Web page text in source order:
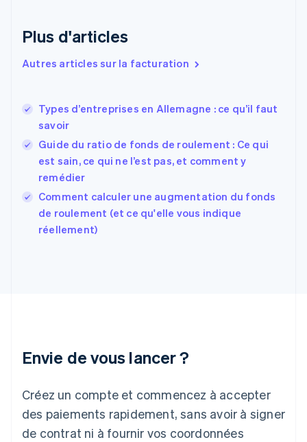
Plus d'articles
Autres articles sur la facturation
Types d’entreprises en Allemagne : ce qu’il faut
savoir
Guide du ratio de fonds de roulement : Ce qui
est sain, ce qui ne l’est pas, et comment y
remédier
Comment calculer une augmentation du fonds
de roulement (et ce qu'elle vous indique
réellement)
Envie de vous lancer ?
Créez un compte et commencez à accepter
des paiements rapidement, sans avoir à signer
de contrat ni à fournir vos coordonnées
English
Espagne
États-Unis
English
Finlande
English Svenska
FrançaisEnglish
Gibraltar
English
Grèce
Japon
Lettonie
English
Liechtenstein
DeutschEnglish